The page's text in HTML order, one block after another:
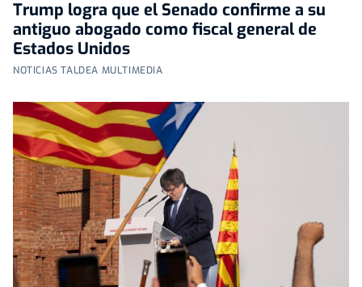
Trump logra que el Senado confirme a su
antiguo abogado como fiscal general de
Estados Unidos
NOTICIAS TALDEA MULTIMEDIA